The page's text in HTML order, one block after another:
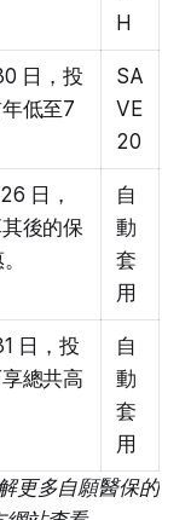
H
日，投
低至7
SA
VE
20
日，
後的保
自
動
套
用
日，投
總共高
自
動
套
用
更多自願醫保的